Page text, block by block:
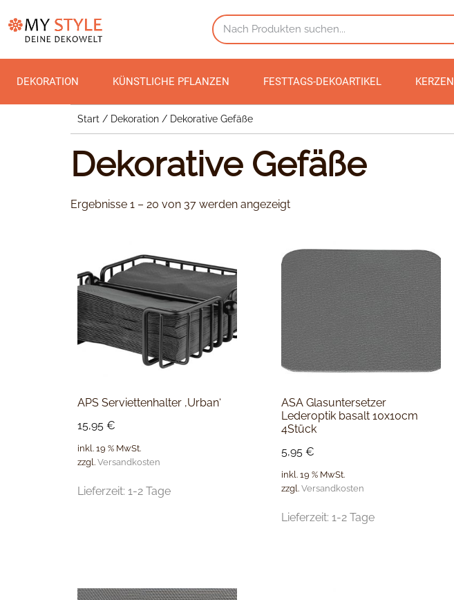
DEKORATION KÜNSTLICHE PFLANZEN FESTTAGS-DEKOARTIKEL KERZEN
Start / Dekoration / Dekorative Gefäße
Dekorative Gefäße
Ergebnisse 1 – 20 von 37 werden angezeigt
APS Serviettenhalter ‚Urban‘
15,95 €
inkl. 19 % MwSt.
zzgl. Versandkosten
Lieferzeit: 1-2 Tage
ASA Glasuntersetzer
Lederoptik basalt 10x10cm
4Stück
5,95 €
inkl. 19 % MwSt.
zzgl. Versandkosten
Lieferzeit: 1-2 Tage